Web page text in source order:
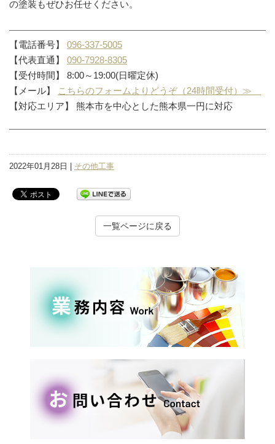
の塗装もぜひお任せください。
【電話番号】 096-337-5005
【代表直通】 090-7928-8305
【受付時間】 8:00～19:00(日曜定休)
【メール】
こちらのフォームよりどうぞ（24時間受付）≫
【対応エリア】 熊本市を中心とした熊本県一円に対応
2022年01月28日 | その他工事
一覧ページに戻る